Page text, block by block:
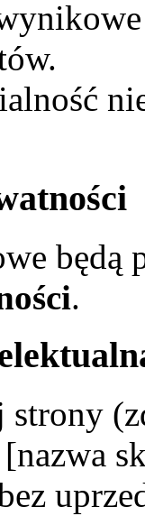
będą
.
strony
[nazwa